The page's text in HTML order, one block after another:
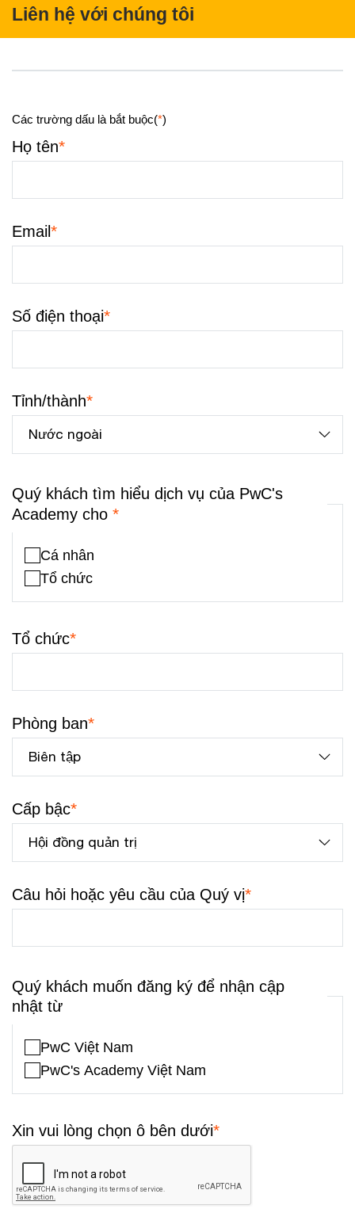
Liên hệ với chúng tôi
Các trường dấu là bắt buộc(*)
Họ tên*
Email*
Số điện thoại*
Tỉnh/thành*
Quý khách tìm hiểu dịch vụ của PwC's
Academy cho *
Cá nhân
Tổ chức
Tổ chức*
Phòng ban*
Cấp bậc*
Câu hỏi hoặc yêu cầu của Quý vị*
Quý khách muốn đăng ký để nhận cập
nhật từ
PwC Việt Nam
PwC's Academy Việt Nam
Xin vui lòng chọn ô bên dưới*